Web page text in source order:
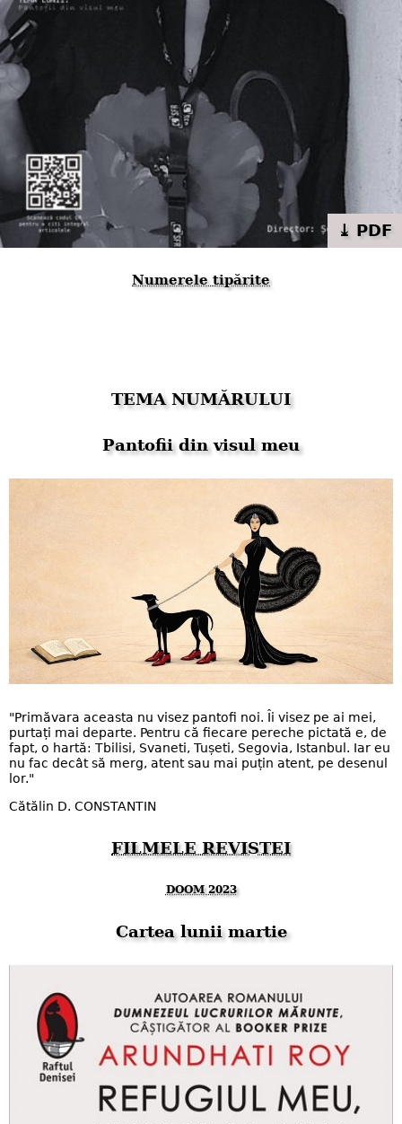
⤓ PDF
Numerele tipărite
TEMA NUMĂRULUI
Pantofii din visul meu
"Primăvara aceasta nu visez pantofi noi. Îi visez pe ai mei,
purtați mai departe. Pentru că fiecare pereche pictată e, de
fapt, o hartă: Tbilisi, Svaneti, Tușeti, Segovia, Istanbul. Iar eu
nu fac decât să merg, atent sau mai puțin atent, pe desenul
lor."
Cătălin D. CONSTANTIN
FILMELE REVISTEI
DOOM 2023
Cartea lunii martie